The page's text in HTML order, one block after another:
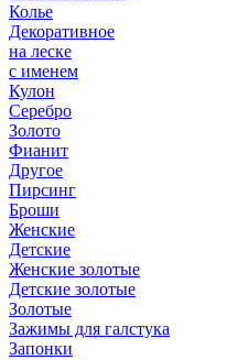
Колье
Декоративное
на леске
с именем
Кулон
Серебро
Золото
Фианит
Другое
Пирсинг
Броши
Женские
Детские
Женские золотые
Детские золотые
Золотые
Зажимы для галстука
Запонки